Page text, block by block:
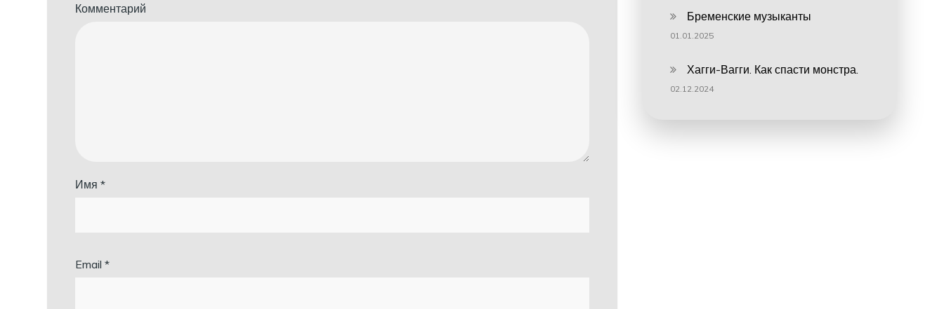
Комментарий
Имя*
Email*
Бременские музыканты
01.01.2025
Хагги-Вагги. Как спасти монстра.
02.12.2024